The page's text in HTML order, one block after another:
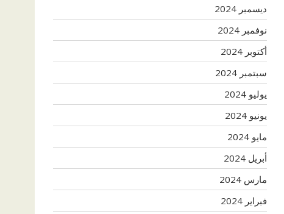
ديسمبر 2024
نوفمبر 2024
أكتوبر 2024
سبتمبر 2024
يوليو 2024
يونيو 2024
مايو 2024
أبريل 2024
مارس 2024
فبراير 2024